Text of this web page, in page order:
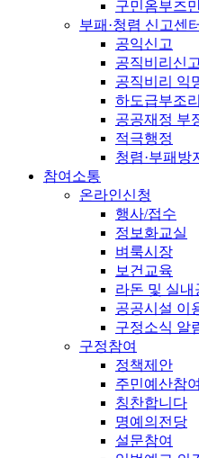
구민옴부즈
부패·청렴 신고센터
공익신고
공직비리신고
공직비리 익
하도급부조
공공재정 부
적극행정
청렴·부패방
참여소통
온라인신청
행사/접수
정보화교실
벼룩시장
보건교육
라돈 및 실
공공시설 이
구정소식 알
구정참여
정책제안
주민예산참
칭찬합니다
명예의전당
설문참여